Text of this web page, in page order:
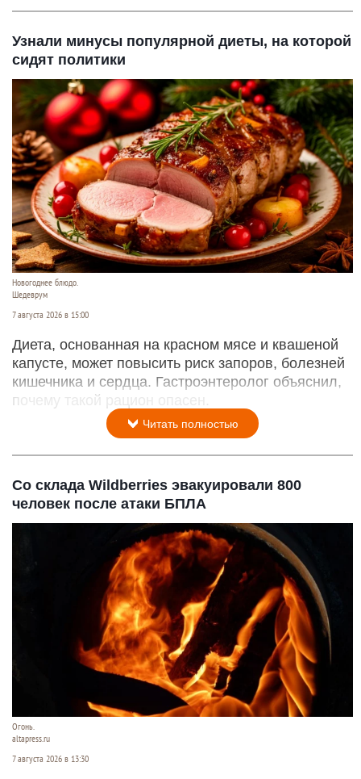
Узнали минусы популярной диеты, на которой
сидят политики
Новогоднее блюдо.
Шедеврум
7 августа 2026 в 15:00
Диета, основанная на красном мясе и квашеной
капусте, может повысить риск запоров, болезней
кишечника и сердца. Гастроэнтеролог объяснил,
почему такой рацион опасен.
Читать полностью
Со склада Wildberries эвакуировали 800
человек после атаки БПЛА
Огонь.
altapress.ru
7 августа 2026 в 13:30